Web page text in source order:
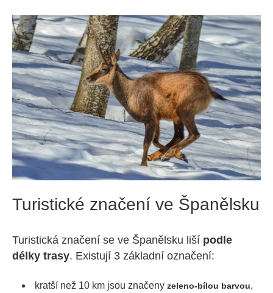
Turistické značení ve Španělsku
Turistická značení se ve Španělsku liší podle
délky trasy. Existují 3 základní označení:
kratší než 10 km jsou značeny zeleno-bílou barvou,